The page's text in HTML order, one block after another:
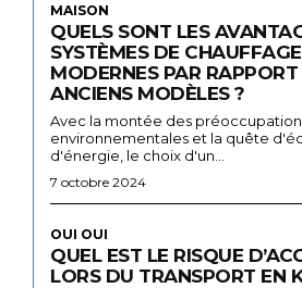
MAISON
QUELS SONT LES
SYSTÈMES DE CHAUFFAGE
MODERNES PAR
ANCIENS MODÈLES ?
Avec la montée des
environnementales et la quête
d'énergie, le choix d'un...
7 octobre 2024
OUI OUI
QUEL EST LE RISQUE
LORS DU TRANSPORT EN